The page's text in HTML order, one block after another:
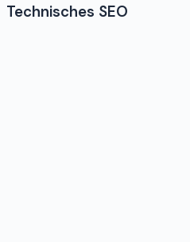
Technisches SEO